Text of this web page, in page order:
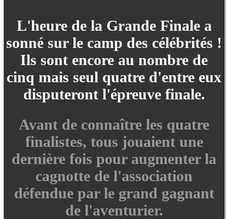
L'heure de la Grande Finale a
sonné sur le camp des célébrités !
Ils sont encore au nombre de
cinq mais seul quatre d'entre eux
disputeront l'épreuve finale.
Avant de connaître les quatre
finalistes, tous jouaient une
dernière fois pour augmenter la
cagnotte de l'association
défendue par le grand gagnant
de l'aventurier.